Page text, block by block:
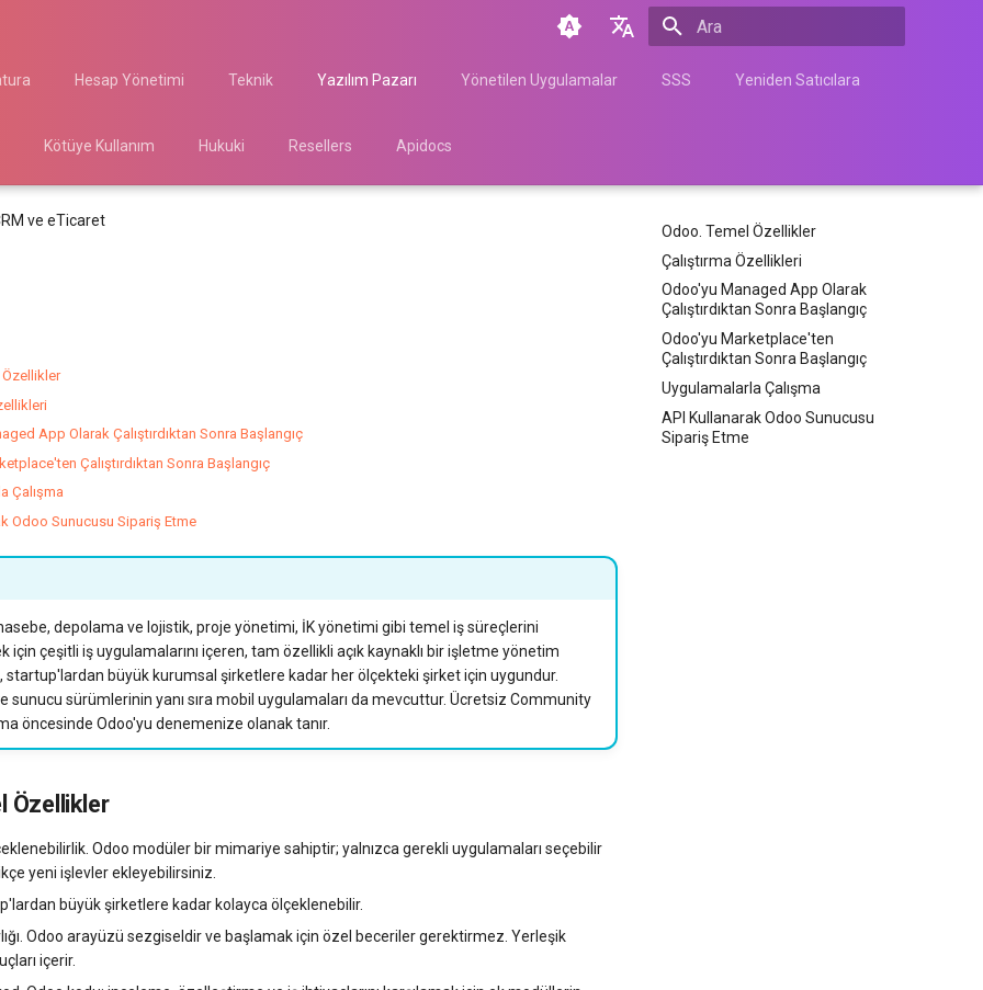
English
Español
Hesap Yönetimi Teknik Yazılım Pazarı Yönetilen Uygulamalar SSS Yeniden Satıcılara
Kötüye Kullanım Hukuki Resellers Apidocs
Odoo. Temel Özellikler
Çalıştırma Özellikleri
Odoo'yu Managed App Olarak
Çalıştırdıktan Sonra Başlangıç
Odoo'yu Marketplace'ten
Çalıştırdıktan Sonra Başlangıç
Uygulamalarla Çalışma
API Kullanarak Odoo Sunucusu
Sipariş Etme
ve eTicaret
App Olarak Çalıştırdıktan Sonra Başlangıç
Çalıştırdıktan Sonra Başlangıç
Çalışma
Odoo Sunucusu Sipariş Etme
depolama ve lojistik, proje yönetimi, İK yönetimi gibi temel iş süreçlerini
çeşitli iş uygulamalarını içeren, tam özellikli açık kaynaklı bir işletme yönetim
startup'lardan büyük kurumsal şirketlere kadar her ölçekteki şirket için uygundur.
sunucu sürümlerinin yanı sıra mobil uygulamaları da mevcuttur. Ücretsiz Community
öncesinde Odoo'yu denemenize olanak tanır.
Özellikler
Odoo modüler bir mimariye sahiptir; yalnızca gerekli uygulamaları seçebilir
yeni işlevler ekleyebilirsiniz.
büyük şirketlere kadar kolayca ölçeklenebilir.
Odoo arayüzü sezgiseldir ve başlamak için özel beceriler gerektirmez. Yerleşik
içerir.